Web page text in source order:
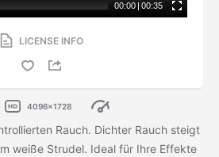
00:00 | 00:35
LICENSE INFO
4096x1728
Rauch. Dichter Rauch steigt
weiße Strudel. Ideal für Ihre Effekte